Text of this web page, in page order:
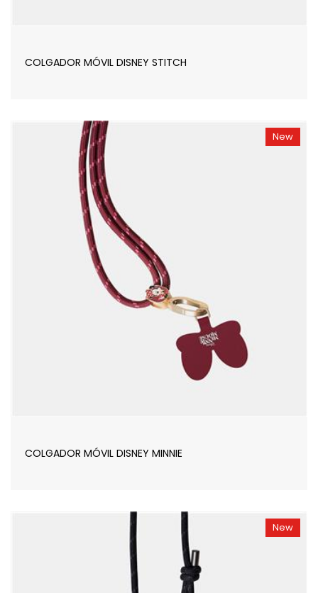
COLGADOR MÓVIL DISNEY STITCH
New
COLGADOR MÓVIL DISNEY MINNIE
New